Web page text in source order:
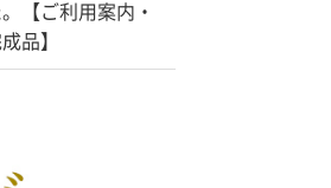
【ご利用案内・
品】